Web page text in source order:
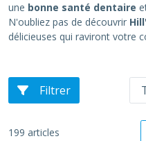
une bonne santé dentaire
N'oubliez pas de découvrir
délicieuses qui raviront votre
Filtrer
199 articles